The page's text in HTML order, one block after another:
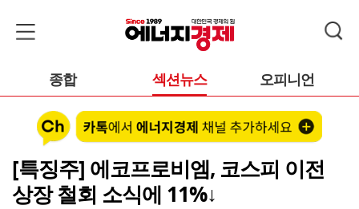
종합 섹션뉴스 오피니언
[특징주] 에코프로비엠, 코스피 이전
상장 철회 소식에 11%↓